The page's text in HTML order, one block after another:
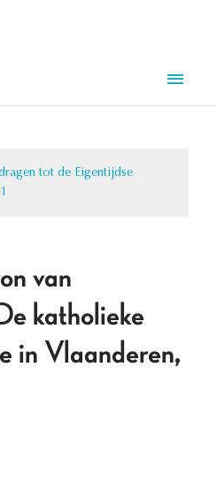
tot de Eigentijdse
van
katholieke
in Vlaanderen,